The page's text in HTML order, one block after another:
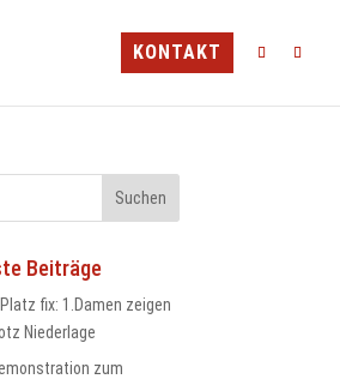
KONTAKT
Beiträge
fix: 1.Damen zeigen
Niederlage
zum